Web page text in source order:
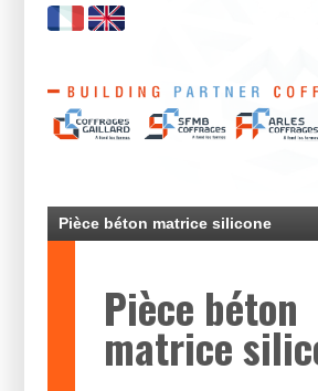
Pièce béton matrice silicone
Pièce béton
matrice